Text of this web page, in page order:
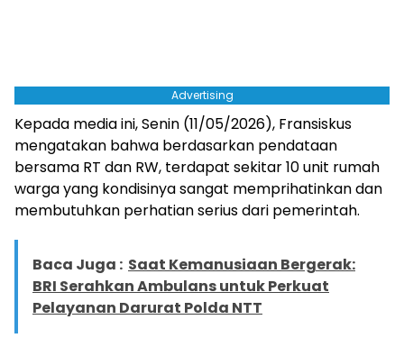
Advertising
Kepada media ini, Senin (11/05/2026), Fransiskus
mengatakan bahwa berdasarkan pendataan
bersama RT dan RW, terdapat sekitar 10 unit rumah
warga yang kondisinya sangat memprihatinkan dan
membutuhkan perhatian serius dari pemerintah.
Baca Juga : Saat Kemanusiaan Bergerak:
BRI Serahkan Ambulans untuk Perkuat
Pelayanan Darurat Polda NTT